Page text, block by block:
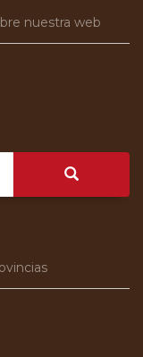
nuestra web